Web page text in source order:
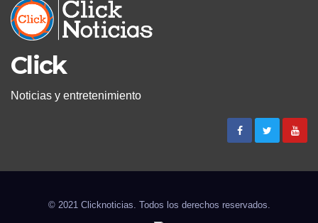
Click
Noticias y entretenimiento
© 2021 Clicknoticias. Todos los derechos reservados.